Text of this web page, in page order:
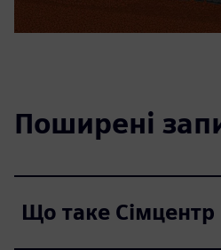
Поширені
Що таке